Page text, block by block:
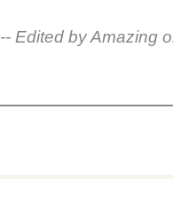
-- Edited by Amazing